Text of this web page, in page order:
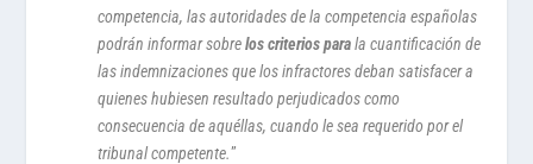
competencia, las autoridades de la competencia españolas
podrán informar sobrelos criterios parala cuantificación de
las indemnizaciones que los infractores deban satisfacer a
quienes hubiesen resultado perjudicados como
consecuencia de aquéllas, cuando le sea requerido por el
tribunal competente.”